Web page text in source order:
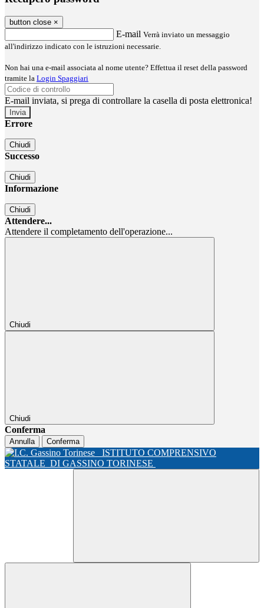
button close ×
E-mail Verrà inviato un messaggio
all'indirizzo indicato con le istruzioni necessarie.
Non hai una e-mail associata al nome utente? Effettua il reset della password
tramite la Login Spaggiari
E-mail inviata, si prega di controllare la casella di posta elettronica!
Errore
Chiudi
Successo
Chiudi
Informazione
Chiudi
Attendere...
Attendere il completamento dell'operazione...
Chiudi
Chiudi
Conferma
Annulla Conferma
ISTITUTO COMPRENSIVO
STATALE DI GASSINO TORINESE